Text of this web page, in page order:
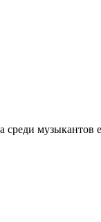
среди